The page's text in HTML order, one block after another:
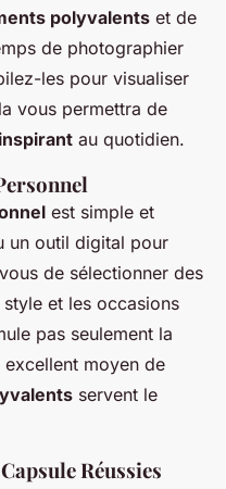
polyvalents et de
de photographier
les pour visualiser
vous permettra de
au quotidien.
est simple et
un outil digital pour
de sélectionner des
et les occasions
pas seulement la
moyen de
servent le
Réussies